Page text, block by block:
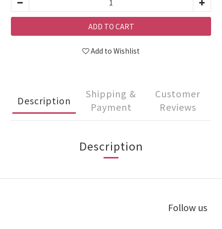
ADD TO CART
Add to Wishlist
Description
Shipping &
Payment
Customer
Reviews
Description
Follow us